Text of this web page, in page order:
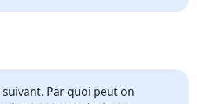
Par quoi peut on